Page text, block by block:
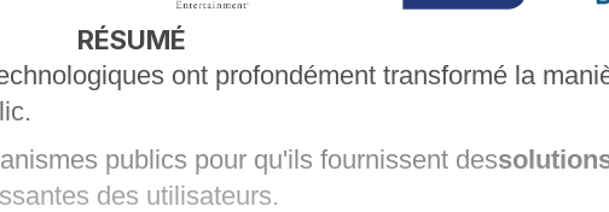
RÉSUMÉ
ont profondément transformé la
publics pour qu'ils fournissent des
des utilisateurs.